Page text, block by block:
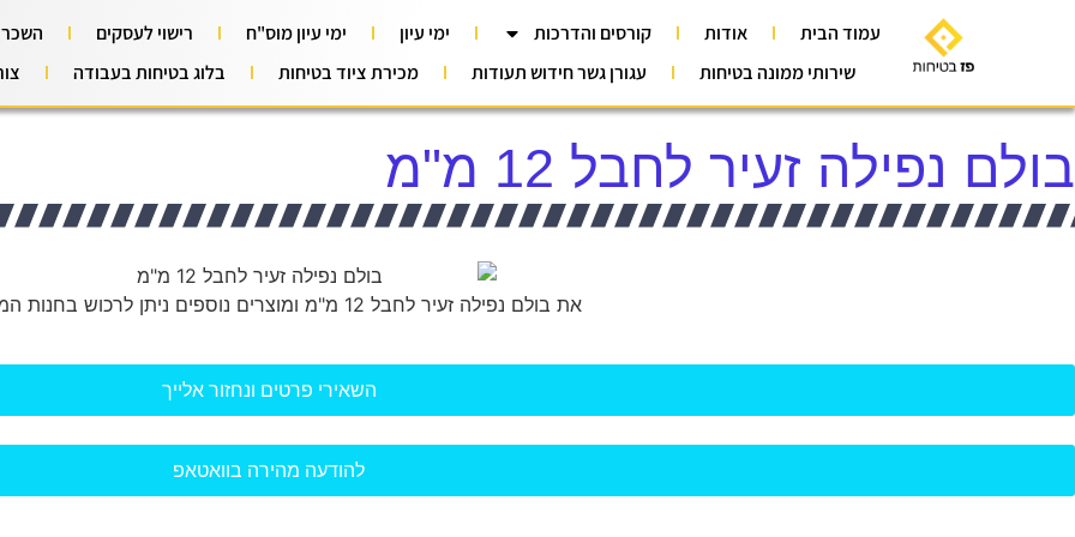
עמוד הבית אודות קורסים והדרכות ימי עיון ימי עיון מוס"ח רישוי לעסקים
שירותי ממונה בטיחות
עגורן גשר חידוש תעודות מכירת ציוד בטיחות בלוג בטיחות בעבודה
בולם נפילה זעיר לחבל 12 מ"מ
את בולם נפילה זעיר לחבל 12 מ"מ ומוצרים נוספים ניתן לרכוש בחנות המכללה
השאירי פרטים ונחזור אלייך
להודעה מהירה בוואטאפ